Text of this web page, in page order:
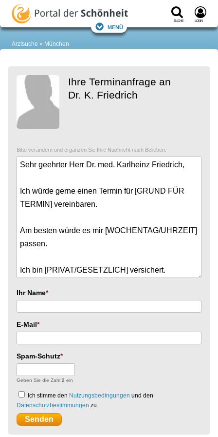
Suche Login
Menü
Arztsuche München
Ihre Terminanfrage an
Dr. K. Friedrich
Bitte verändern und ergänzen Sie Ihre Nachricht nach Belieben:
Ihr Name
E-Mail
Spam-Schutz
Geben Sie die Zahl 2 ein
Ich stimme den Nutzungsbedingungen und den
Datenschutzbestimmungen zu.